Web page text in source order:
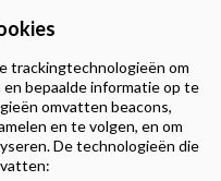
trackingtechnologieën om
bepaalde informatie op te
omvatten beacons,
en te volgen, en om
De technologieën die